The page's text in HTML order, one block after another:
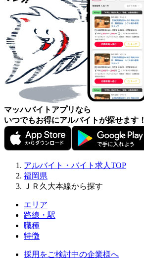
マッハバイトアプリなら
いつでもお得にアルバイトが探せます！
アルバイト・バイト求人TOP
福岡県
ＪＲ久大本線から探す
エリア
路線・駅
職種
特徴
採用をご検討中の企業様へ